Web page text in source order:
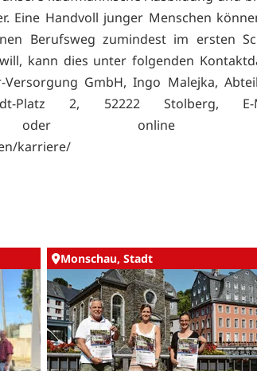
Eine Handvoll junger Menschen
Berufsweg zumindest im ersten
kann dies unter folgenden
GmbH, Ingo Malejka,
Platz 2, 52222 Stolberg, E-
oder online
karriere/
Monschau, Stadt